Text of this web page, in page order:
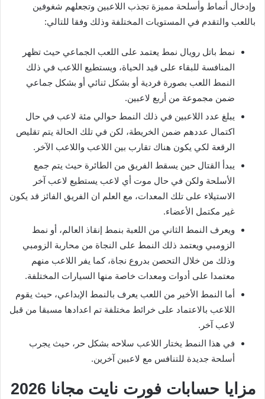
وإدخال أنماط وأسلحة مميزة تجذب اللاعبين وتجعلهم شغوفين
باللعب والتقدم في المستويات المختلفة وذلك وفقا للتالي:
نمط باتل رويال نمط يعتمد على اللعب الجماعي حيث تظهر
المنافسة للبقاء على قيد الحياة، ويستطيع اللاعب في ذلك
النمط اللعب بصورة فردية أو بشكل ثنائي أو بشكل جماعي
ضمن مجموعة من أربع لاعبين.
يبلغ عدد اللاعبين في ذلك النمط حوالي مئة لاعب في حال
اكتمال عددهم ضمن الخريطة، لكن في تلك الحالة يتم تقليص
الرقعة لكي يكون هناك تقارب بين اللاعب واللاعب الآخر.
يبدأ القتال حين يسقط الفريق من الطائرة حيث يتم جمع
الأسلحة ولكن في حال موت أي لاعب يستطيع لاعب آخر
الاستيلاء على تلك المعدات، مع العلم ان الفريق الفائز قد يكون
غير مكتمل الأعضاء.
ويعرف النمط الثاني من اللعبة بنمط إنقاذ العالم، أو نمط
الزومبي ويعتمد ذلك النمط على النجاة من محاربة الزومبي
وذلك من خلال التحصن بدروع نجاة، كما يفر اللاعب منهم
معتمدا على أدوات ومعدات خاصة منها السيارات المختلفة.
أما النمط الأخير من اللعب يعرف بالنمط الإبداعي، حيث يقوم
اللاعب بالاعتماد على خرائط مختلفة تم اعدادها مسبقا من قبل
لاعب آخر.
في هذا النمط يختار اللاعب سلاحه بشكل حر، حيث يجرب
أسلحة جديدة للتنافس مع لاعبين آخرين.
مزايا حسابات فورت نايت مجانا 2026